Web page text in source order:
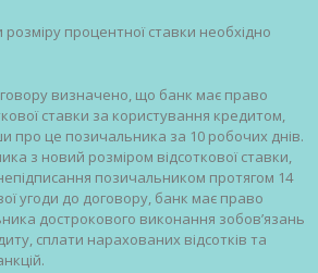
процентної ставки необхідно
визначено, що банк має право
ставки за користування кредитом,
про це позичальника за 10 робочих днів.
з новий розміром відсоткової ставки,
позичальником протягом 14
угоди до договору, банк має право
дострокового виконання зобов’язань
сплати нарахованих відсотків та